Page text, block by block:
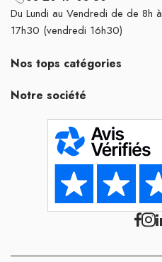
Du Lundi au Vendredi de de 8h à
17h30 (vendredi 16h30)
Nos tops catégories
Notre société